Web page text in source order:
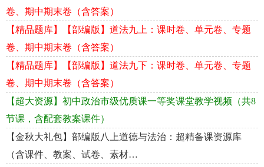
卷、期中期末卷（含答案）
【精品题库】【部编版】道法九上：课时卷、单元卷、专题
卷、期中期末卷（含答案）
【精品题库】【部编版】道法九下：课时卷、单元卷、专题
卷、期中期末卷（含答案）
【超大资源】初中政治市级优质课一等奖课堂教学视频（共8
节课，含配套教案课件）
【金秋大礼包】部编版八上道德与法治：超精备课资源库
（含课件、教案、试卷、素材…